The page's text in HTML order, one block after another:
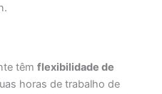
têm flexibilidade de
horas de trabalho de